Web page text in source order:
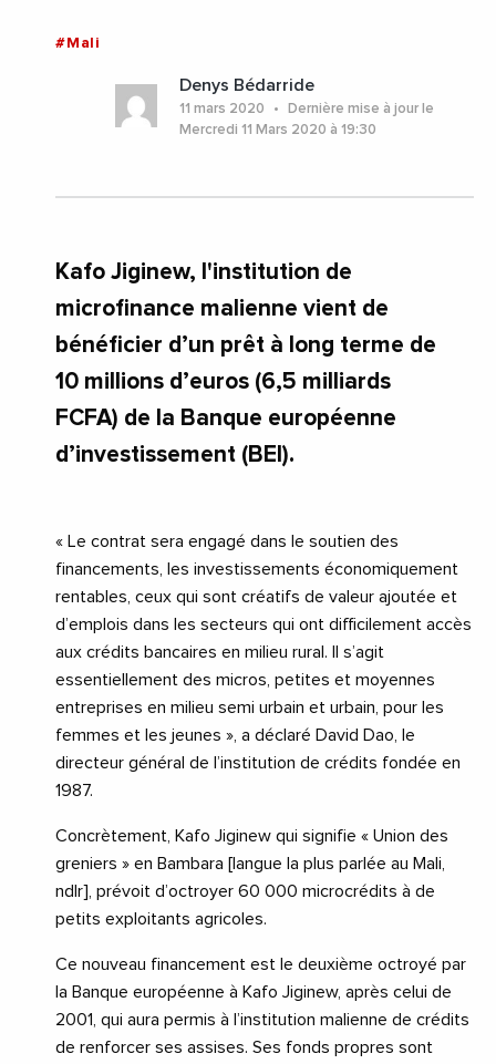
#Mali
Denys Bédarride
11 mars 2020
Dernière mise à jour le
Mercredi 11 Mars 2020 à 19:30
Kafo Jiginew, l'institution de
microfinance malienne vient de
bénéficier d’un prêt à long terme de
10 millions d’euros (6,5 milliards
FCFA) de la Banque européenne
d’investissement (BEI).
« Le contrat sera engagé dans le soutien des
financements, les investissements économiquement
rentables, ceux qui sont créatifs de valeur ajoutée et
d’emplois dans les secteurs qui ont difficilement accès
aux crédits bancaires en milieu rural. Il s’agit
essentiellement des micros, petites et moyennes
entreprises en milieu semi urbain et urbain, pour les
femmes et les jeunes », a déclaré David Dao, le
directeur général de l’institution de crédits fondée en
1987.
Concrètement, Kafo Jiginew qui signifie « Union des
greniers » en Bambara [langue la plus parlée au Mali,
ndlr], prévoit d’octroyer 60 000 microcrédits à de
petits exploitants agricoles.
Ce nouveau financement est le deuxième octroyé par
la Banque européenne à Kafo Jiginew, après celui de
2001, qui aura permis à l’institution malienne de crédits
de renforcer ses assises. Ses fonds propres sont